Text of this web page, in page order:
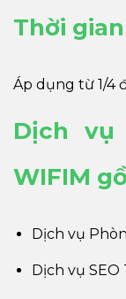
Thời gian
Áp dụng từ 1/4
Dịch
WIFIM
Dịch vụ
Dịch vụ